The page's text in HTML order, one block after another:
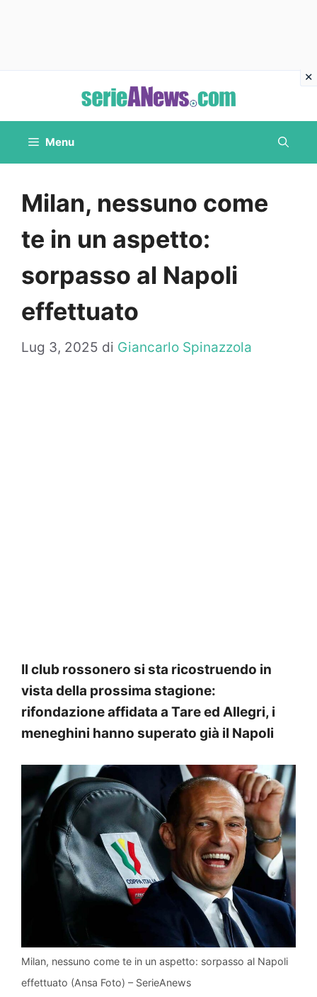
contenuto
Menu
Milan, nessuno come
te in un aspetto:
sorpasso al Napoli
effettuato
Lug 3, 2025 di Giancarlo Spinazzola
Il club rossonero si sta ricostruendo in
vista della prossima stagione:
rifondazione affidata a Tare ed Allegri, i
meneghini hanno superato già il Napoli
Milan, nessuno come te in un aspetto: sorpasso al Napoli
effettuato (Ansa Foto) – SerieAnews